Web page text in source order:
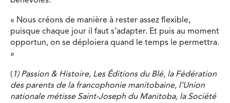
« Nous créons de manière à rester assez flexible,
puisque chaque jour il faut s’adapter. Et puis au moment
opportun, on se déploiera quand le temps le permettra.
»
( 1) Passion & Histoire, Les Éditions du Blé, la Fédération
des parents de la francophonie manitobaine, l’Union
nationale métisse Saint-Joseph du Manitoba, la Société